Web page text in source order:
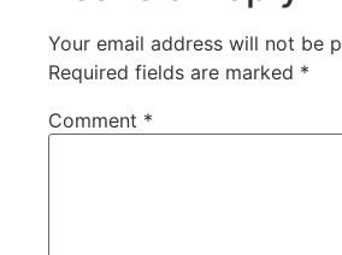
Your email address will not be
Required fields are marked *
Comment *